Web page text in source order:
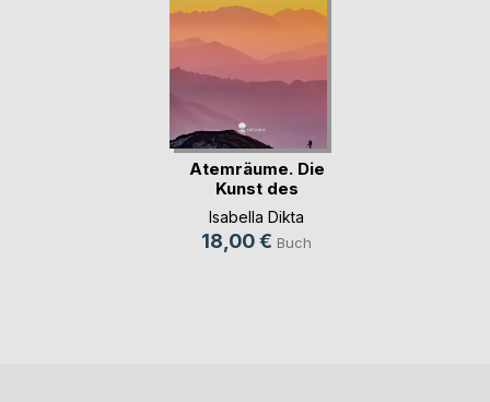
Atemräume. Die
Kunst des
Entschleu(...)
Isabella Dikta
18,00 € Buch